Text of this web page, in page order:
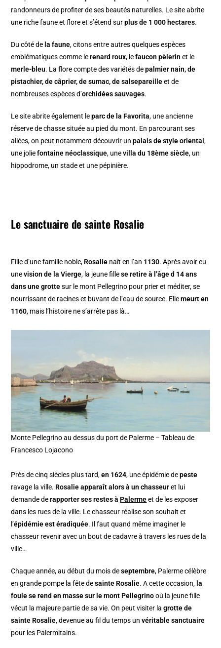
randonneurs de profiter de ses beautés naturelles. Le site abrite
une riche faune et flore et s’étend surplus de 1 000 hectares.
Du côté de la faune, citons entre autres quelques espèces
emblématiques comme lerenard roux, lefaucon pèlerin et le
merle-bleu. La flore compte des variétés depalmier nain, de
pistachier, de câprier, de sumac, de salsepareilleet de
nombreuses espèces d’orchidées sauvages.
Le site abrite également leparc de la Favorita, une ancienne
réserve de chasse située au pied du mont. En parcourant ses
allées, on peut notamment découvrir unpalais de style oriental,
une joliefontaine néoclassique, unevilla du 18ème siècle, un
hippodrome, un stade et une pépinière.
Le sanctuaire de sainte Rosalie
Fille d’une famille noble, Rosalie naît en l’an 1130. Après avoir eu
unevision de la Vierge, la jeune fillese retire à l’âge d 14 ans
dans une grottesur le mont Pellegrino pour prier et méditer, se
nourrissant de racines et buvant de l’eau de source. Ellemeurt en
1160, mais l’histoire ne s’arrête pas là…
Monte Pellegrino au dessus du port de Palerme – Tableau de
Francesco Lojacono
Près de cinq siècles plus tard,en 1624, une épidémie depeste
ravage la ville. Rosalie apparaît alors à un chasseuret lui
demande derapporter ses restes à Palermeet de les exposer
dans les rues de la ville. Le chasseur réalise son souhait et
l’épidémie est éradiquée. Il faut quand même imaginer le
chasseur revenir avec un bout de cadavre à travers les rues de la
ville…
Chaque année, au début du mois deseptembre, Palerme célèbre
en grande pompe la fête desainte Rosalie. A cette occasion, la
foule se rend en masse sur le mont Pellegrinooù la jeune fille
vécut la majeure partie de sa vie. On peut visiter lagrotte de
sainte Rosalie, devenue au fil du temps unvéritable sanctuaire
pour les Palermitains.